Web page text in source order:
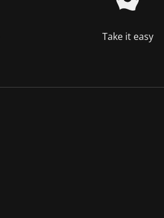
Take it easy